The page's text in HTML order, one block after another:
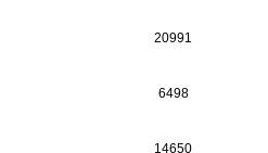
20991
6498
14650